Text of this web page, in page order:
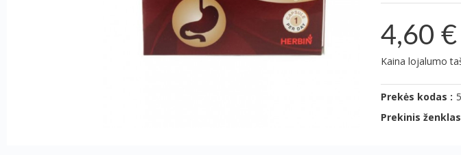
4,60 €
Kaina lojalumo
Prekės kodas :
Prekinis